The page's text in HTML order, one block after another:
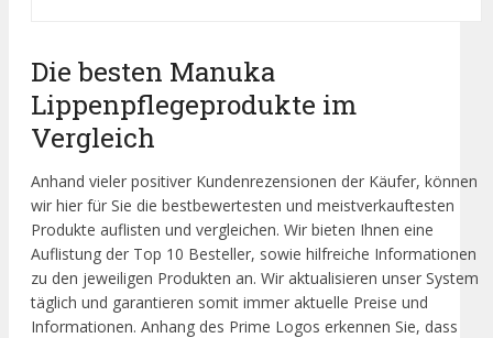
Die besten Manuka
Lippenpflegeprodukte im
Vergleich
Anhand vieler positiver Kundenrezensionen der Käufer, können
wir hier für Sie die bestbewertesten und meistverkauftesten
Produkte auflisten und vergleichen. Wir bieten Ihnen eine
Auflistung der Top 10 Besteller, sowie hilfreiche Informationen
zu den jeweiligen Produkten an. Wir aktualisieren unser System
täglich und garantieren somit immer aktuelle Preise und
Informationen. Anhang des Prime Logos erkennen Sie, dass